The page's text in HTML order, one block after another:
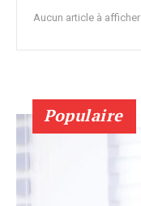
Aucun article à afficher
Populaire